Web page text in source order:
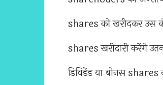
shares को खरीदकर उस
shares खरीदारी करेंगे
डिविडेंड या बोनस